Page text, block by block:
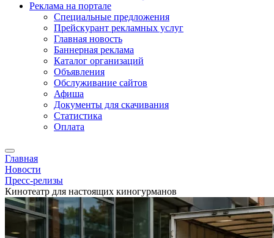
Реклама на портале
Специальные предложения
Прейскурант рекламных услуг
Главная новость
Баннерная реклама
Каталог организаций
Объявления
Обслуживание сайтов
Афиша
Документы для скачивания
Статистика
Оплата
Главная
Новости
Пресс-релизы
Кинотеатр для настоящих киногурманов